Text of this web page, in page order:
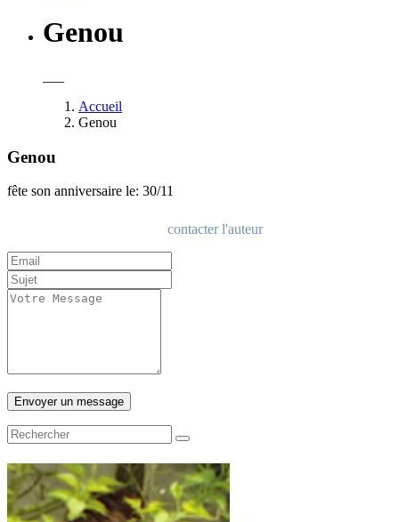
Genou
Accueil
Genou
Genou
fête son anniversaire le: 30/11
contacter l'auteur